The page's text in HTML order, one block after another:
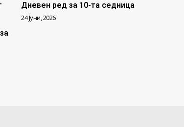
Дневен ред за 10-та седница
24 Јуни, 2026